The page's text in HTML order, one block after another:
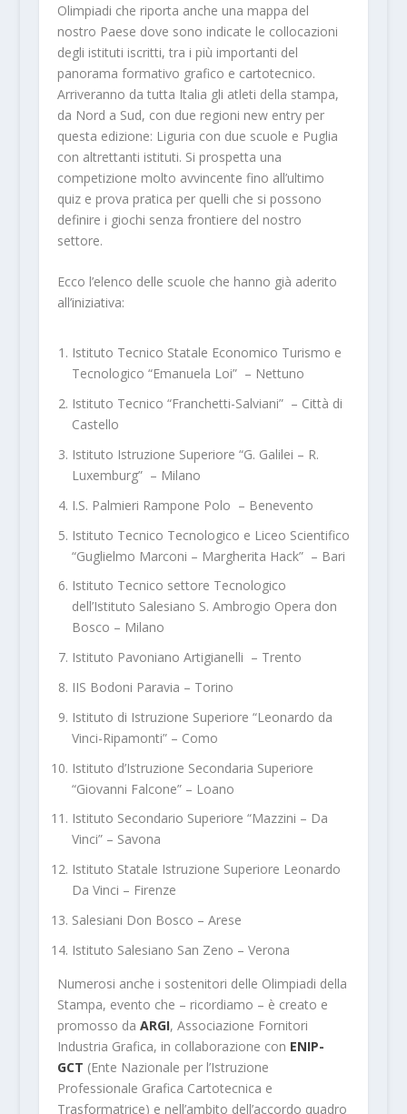
Olimpiadi che riporta anche una mappa del
nostro Paese dove sono indicate le collocazioni
degli istituti iscritti, tra i più importanti del
panorama formativo grafico e cartotecnico.
Arriveranno da tutta Italia gli atleti della stampa,
da Nord a Sud, con due regioni new entry per
questa edizione: Liguria con due scuole e Puglia
con altrettanti istituti. Si prospetta una
competizione molto avvincente fino all’ultimo
quiz e prova pratica per quelli che si possono
definire i giochi senza frontiere del nostro
settore.
Ecco l’elenco delle scuole che hanno già aderito
all’iniziativa:
Istituto Tecnico Statale Economico Turismo e
Tecnologico “Emanuela Loi” – Nettuno
Istituto Tecnico “Franchetti-Salviani” – Città di
Castello
Istituto Istruzione Superiore “G. Galilei – R.
Luxemburg” – Milano
I.S. Palmieri Rampone Polo – Benevento
Istituto Tecnico Tecnologico e Liceo Scientifico
“Guglielmo Marconi – Margherita Hack” – Bari
Istituto Tecnico settore Tecnologico
dell’Istituto Salesiano S. Ambrogio Opera don
Bosco – Milano
Istituto Pavoniano Artigianelli – Trento
IIS Bodoni Paravia – Torino
Istituto di Istruzione Superiore “Leonardo da
Vinci-Ripamonti” – Como
Istituto d’Istruzione Secondaria Superiore
“Giovanni Falcone” – Loano
Istituto Secondario Superiore “Mazzini – Da
Vinci” – Savona
Istituto Statale Istruzione Superiore Leonardo
Da Vinci – Firenze
Salesiani Don Bosco – Arese
Istituto Salesiano San Zeno – Verona
Numerosi anche i sostenitori delle Olimpiadi della
Stampa, evento che – ricordiamo – è creato e
promosso da ARGI, Associazione Fornitori
Industria Grafica, in collaborazione con ENIP-
GCT (Ente Nazionale per l’Istruzione
Professionale Grafica Cartotecnica e
Trasformatrice) e nell’ambito dell’accordo quadro